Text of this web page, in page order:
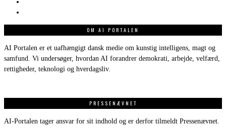
OM AI PORTALEN
AI Portalen er et uafhængigt dansk medie om kunstig intelligens, magt og
samfund. Vi undersøger, hvordan AI forandrer demokrati, arbejde, velfærd,
rettigheder, teknologi og hverdagsliv.
PRESSENÆVNET
AI-Portalen tager ansvar for sit indhold og er derfor tilmeldt Pressenævnet.